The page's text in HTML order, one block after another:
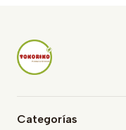
d
a
Categorías